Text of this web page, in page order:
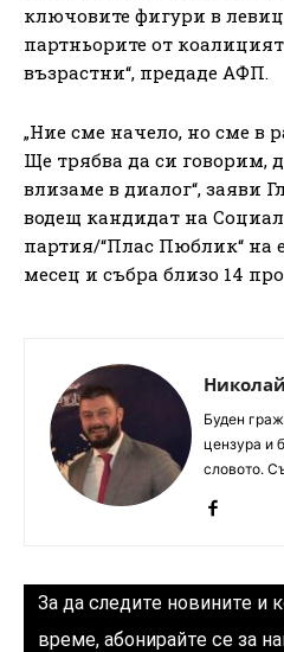
ключовите фигури в
партньорите от
възрастни“, предаде АФП.
„Ние сме начело, но сме в
Ще трябва да си говорим,
влизаме в диалог“, заяви
водещ кандидат на
партия/“Плас Пюблик“ на
месец и събра близо 14
Буден
цензура и
словото.
За да следите новините и
време, абонирайте се за